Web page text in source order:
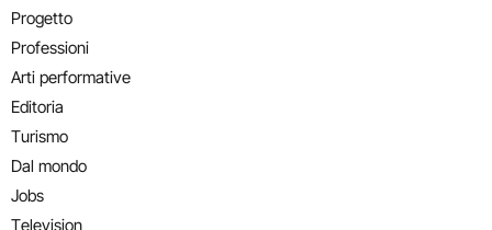
Progetto
Professioni
Arti performative
Editoria
Turismo
Dal mondo
Jobs
Television